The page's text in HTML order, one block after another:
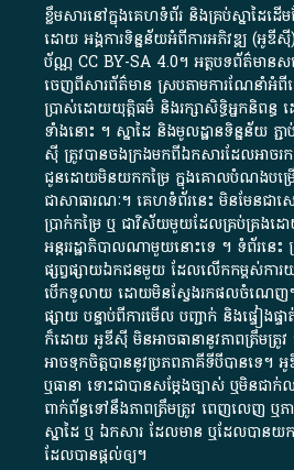
ខ្លឹមសារ​នៅ​ក្នុង​គេហទំព័រ និង​គ្រប់​ស្នា​ដៃ​ដ
ដោយ​ អង្គការ​ទិន្នន័យ​អំពី​ការអភិវឌ្ឍ​​ (អូ​ឌី​ស៊ី)​
ប័ណ្ណ​CC BY-SA 4.0។​ អត្ថបទ​ព័ត៌មាន​ស
ចេញពី​សារព័ត៌មាន ស្របតាមការ​ណែនាំ​អំពី​
ប្រាស់​ដោយ​យុត្តិធម៌​ និង​រក្សាសិទ្ធិអ្នកនិពន្ធ
ទាំង​នោះ​ ។​ ស្នាដៃ​ និង​មូលដ្ឋាន​ទិន្នន័យ ​ភ្
ស៊ី​ ត្រូវ​បាន​ចងក្រង​មក​ពី​ឯកសារ​ដែល​អាច​រ
ជូន​ដោយ​មិន​យក​កម្រៃ​ ក្នុង​គោលបំណង​បម្រើ​
ជា​សាធារណៈ​។​ គេហទំព័រ​នេះ​ មិនមែន​ជា​សេវ
ប្រាក់​កម្រៃ​ ឬ​ ជា​វិស័យ​មួយ​ដែល​គ្រប់គ្រង​ដោយ​
អន្តររដ្ឋាភិបាល​ណាមួយ​នោះ​ទេ ​។​ ទំព័រ​នេះ​
ផ្សព្វផ្សាយ​ឯកជន​មួយ​ ដែល​លើកកម្ពស់​ក
បើក​ទូលាយ​ ដោយ​មិនស្វែង​រក​ផល​ចំណេញ​។​
ផ្សាយ​ បន្ទាប់​ពី​ការ​មើល​ បញ្ជាក់​ និង​ផ្ទៀង
ក៏​ដោយ​ អូ​ឌី​ស៊ី​ មិន​អាច​ធានា​នូវ​ភាព​ត្រឹមត្
អាច​ទុកចិត្ត​បាននូវ​ប្រភព​ភាគី​ទី​បី​បាន​ទេ​។​
ឬ​ធានា​ ទោះជា​បាន​សម្តែង​ច្បាស់​ ឬ​មិន​ជាក់
ពាក់ព័ន្ធ​ទៅ​នឹង​ភាព​ត្រឹមត្រូវ​ ពេញលេញ​ ឬ​
ស្នាដៃ​ ឬ​ ឯកសារ​ ដែល​មាន​ ឬ​ដែល​បាន​
ដែល​បាន​ផ្តល់​ឲ្យ​។